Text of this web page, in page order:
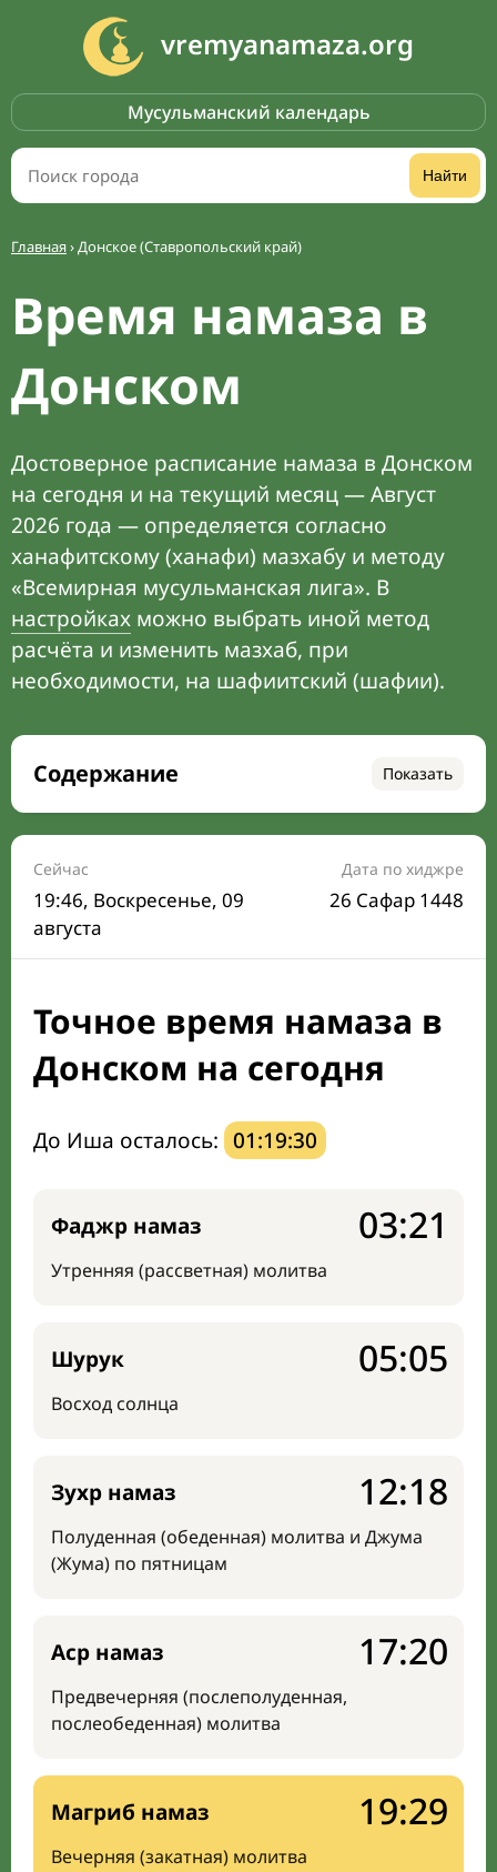
vremyanamaza.org
Мусульманский календарь
Найти
Главная›Донское (Ставропольский край)
Время намаза в
Донском
Достоверное расписание намаза в Донском
на сегодня и на текущий месяц — Август
2026 года — определяется согласно
ханафитскому (ханафи) мазхабу и методу
«Всемирная мусульманская лига». В
настройках можно выбрать иной метод
расчёта и изменить мазхаб, при
необходимости, на шафиитский (шафии).
Содержание Показать
Время намаза на сегодня
Расписание на месяц
Время Сухура и Ифтара на сегодня
Календарь рамадана
Направление киблы
Сейчас
19:46, Воскресенье, 09
августа
Дата по хиджре
26 Сафар 1448
Точное время намаза в
Донском на сегодня
До Иша осталось: 01:19:29
Фаджр намаз
Утренняя (рассветная) молитва
03:21
Шурук
Восход солнца
05:05
Зухр намаз
Полуденная (обеденная) молитва и Джума
(Жума) по пятницам
12:18
Аср намаз
Предвечерняя (послеполуденная,
послеобеденная) молитва
17:20
Магриб намаз
Вечерняя (закатная) молитва
19:29